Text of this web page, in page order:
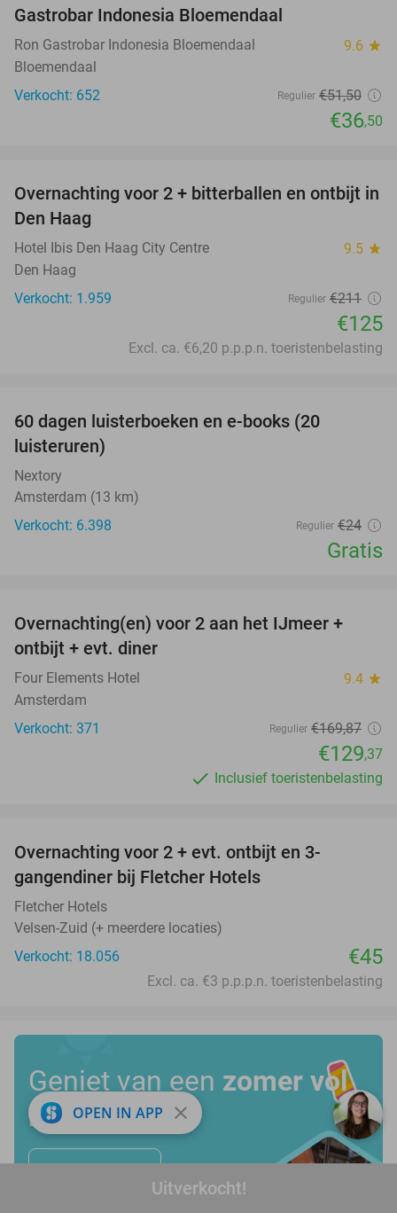
Uitverkocht!
Gastrobar Indonesia Bloemendaal
Ron Gastrobar Indonesia Bloemendaal 9.6 star
Bloemendaal
Verkocht: 652
Regulier €51,50
€36,50
41%
Overnachting voor 2 + bitterballen en ontbijt in
Den Haag
Hotel Ibis Den Haag City Centre 9.5 star
Den Haag
Verkocht: 1.959
Regulier €211
€125
Excl. ca. €6,20 p.p.p.n. toeristenbelasting
60 dagen luisterboeken en e-books (20
luisteruren)
Nextory
Amsterdam (13 km)
Verkocht: 6.398
Regulier €24
Gratis
24%
Overnachting(en) voor 2 aan het IJmeer +
ontbijt + evt. diner
Four Elements Hotel 9.4 star
Amsterdam
Verkocht: 371
Regulier €169,87
€129,37
Inclusief toeristenbelasting
Overnachting voor 2 + evt. ontbijt en 3-
gangendiner bij Fletcher Hotels
Fletcher Hotels
Velsen-Zuid (+ meerdere locaties)
Verkocht: 18.056
€45
Excl. ca. €3 p.p.p.n. toeristenbelasting
Geniet van een zomer vol
kortingen
OPEN IN APP close